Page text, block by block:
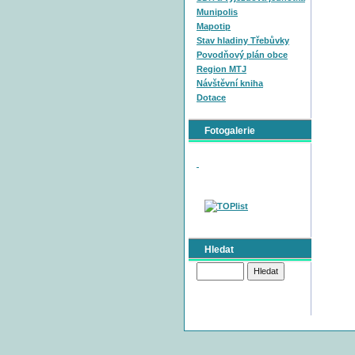
Munipolis
Mapotip
Stav hladiny Třebůvky
Povodňový plán obce
Region MTJ
Návštěvní kniha
Dotace
Fotogalerie
Hledat